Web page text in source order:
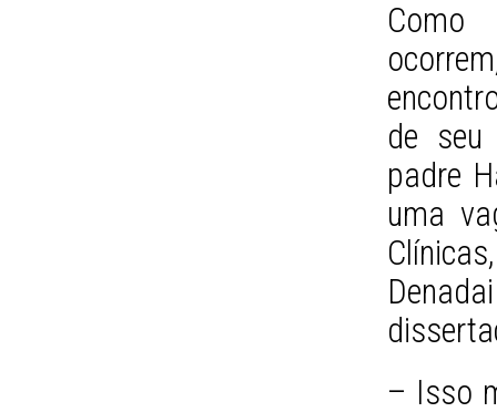
Como
de seu
padre
uma
– Isso